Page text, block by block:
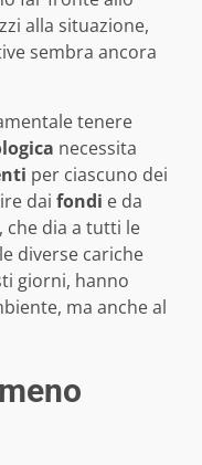
alla situazione,
sembra ancora
tenere
necessita
per ciascuno dei
dai fondi e da
che dia a tutti le
diverse cariche
giorni, hanno
ma anche al